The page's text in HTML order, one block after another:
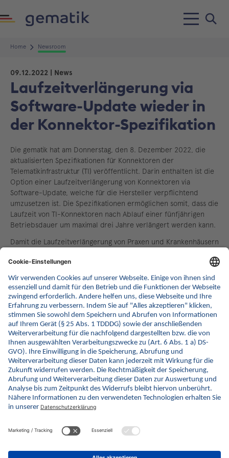
Home Newsroom
09.12.2022 | News
Laufzeitverlängerung via
Software-Update wieder in
der Konnektor-Spezifikation
Die gematik hat am Donnerstag, den 8. Dezember 2022, die
aktualisierten Spezifikationen für Konnektoren der
Telematikinfrastruktur (TI) veröffentlicht. Darin enthalten ist die
Option einer Laufzeitverlängerung von Konnektoren via
Software-Update, welche für die Hersteller verpflichtend
umzusetzen ist. Die Spezifikationen ermöglichen somit, dass die
Laufzeit von TI-Konnektoren nach Ablauf einer fünfjährigen
Betriebsdauer um maximal drei Jahre verlängert werden kann.
Damit die Laufzeitverlängerung von Praxen und Krankenhäusern
erarbeiten die Bundesmantel­vertragspartner zurzeit eine neue,
pauschale Finanzierung­vereinbarung für die Anbindung an die
Telematikinfrastruktur. Diese Pauschale wird künftig nicht nur
den Austausch, sondern auch die Nutzung anderer Optionen
zur Anbindung an die TI umfassen. Dazu gehört dann unter
anderem die nun spezifizierte Laufzeitverlängerung. Das vom
Bundestag kürzlich beschlossene Krankenhaus­
pflegeentlastungsgesetz (KHPflEntG) sieht eine entsprechende
Regelung vor, indem die Finanzierung auf eine TI-Pauschale
umgestellt werden soll und so Anreize für die günstigeren
Alternativen zum Tauschen setzt.
zurück